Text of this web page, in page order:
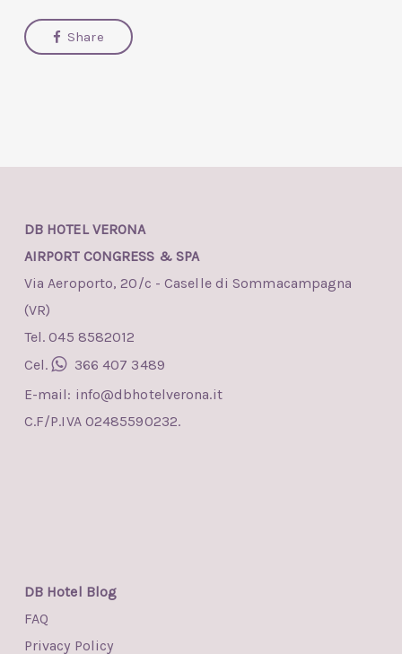
Share
DB HOTEL VERONA
AIRPORT CONGRESS & SPA
Via Aeroporto, 20/c - Caselle di Sommacampagna
(VR)
Tel. 045 8582012
Cel.
366 407 3489
E-mail: info@dbhotelverona.it
C.F/P.IVA 02485590232.
DB Hotel Blog
FAQ
Privacy Policy